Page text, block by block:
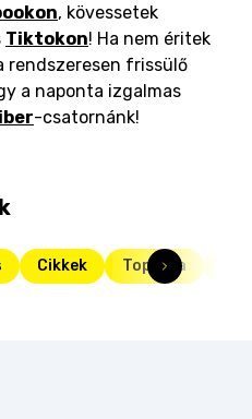
, kövessetek
Tiktokon! Ha nem éritek
rendszeresen frissülő
a naponta izgalmas
-csatornánk!
Cikkek Toplista